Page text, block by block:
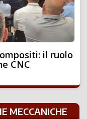
il ruolo
CNC
MECCANICHE